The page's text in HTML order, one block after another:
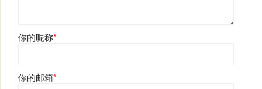
你的昵称*
你的邮箱*